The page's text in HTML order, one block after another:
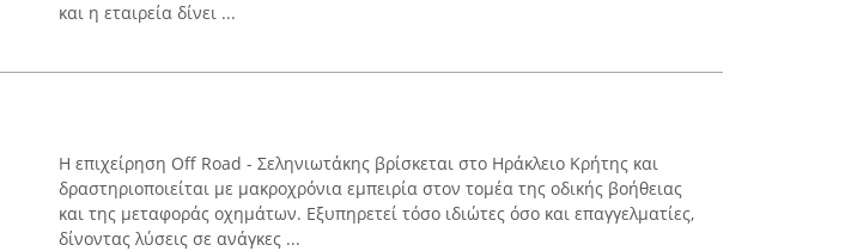
και η εταιρεία δίνει ...
Η επιχείρηση Off Road - Σεληνιωτάκης βρίσκεται στο Ηράκλειο Κρήτης και
δραστηριοποιείται με μακροχρόνια εμπειρία στον τομέα της οδικής βοήθειας
και της μεταφοράς οχημάτων. Εξυπηρετεί τόσο ιδιώτες όσο και επαγγελματίες,
δίνοντας λύσεις σε ανάγκες ...